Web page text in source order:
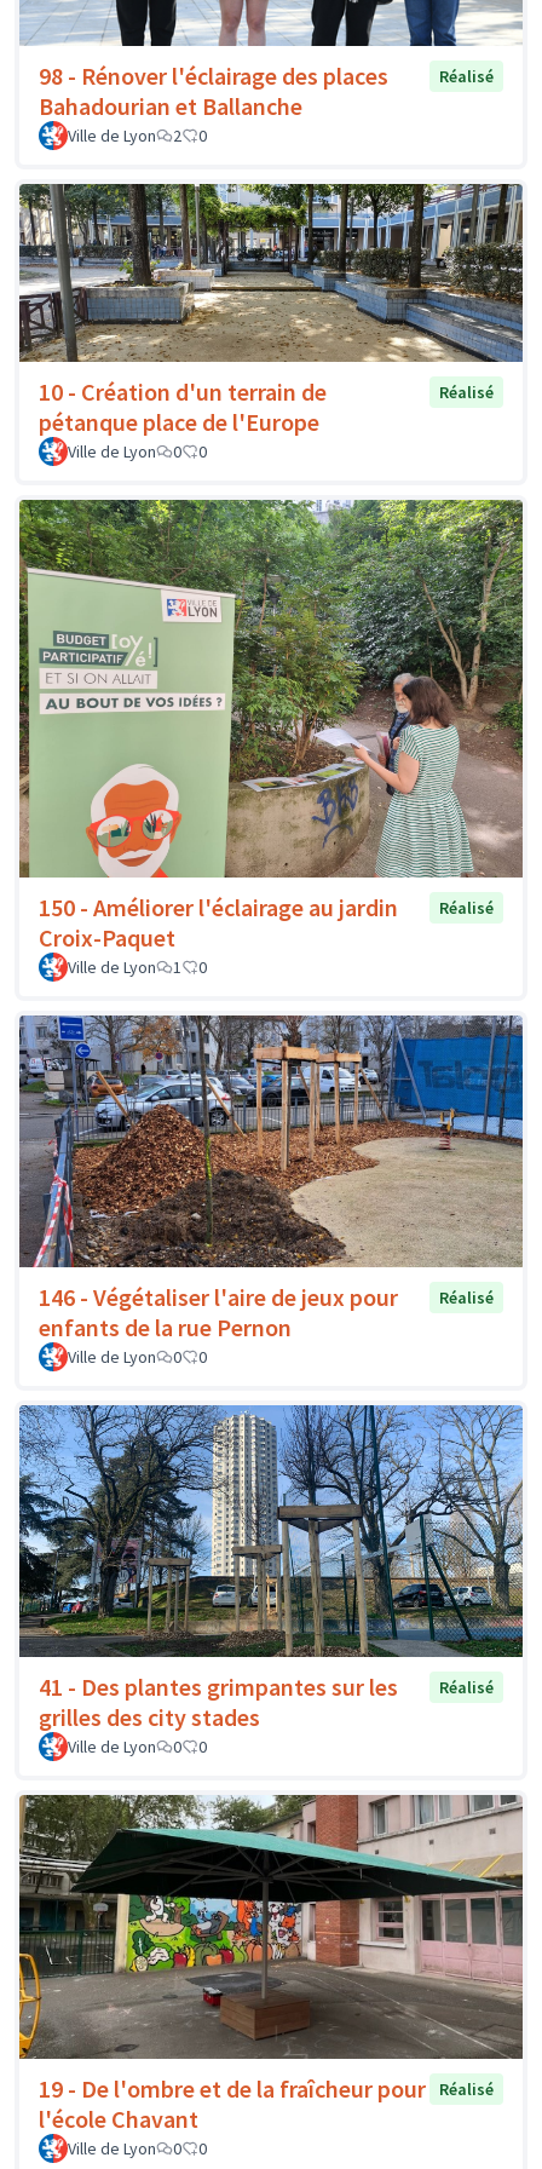
98 - Rénover l'éclairage des places
Bahadourian et Ballanche
Réalisé
Ville de Lyon 2 0
10 - Création d'un terrain de
pétanque place de l'Europe
Réalisé
Ville de Lyon 0 0
150 - Améliorer l'éclairage au jardin
Croix-Paquet
Réalisé
Ville de Lyon 1 0
146 - Végétaliser l'aire de jeux pour
enfants de la rue Pernon
Réalisé
Ville de Lyon 0 0
41 - Des plantes grimpantes sur les
grilles des city stades
Réalisé
Ville de Lyon 0 0
19 - De l'ombre et de la fraîcheur pour
l'école Chavant
Réalisé
Ville de Lyon 0 0